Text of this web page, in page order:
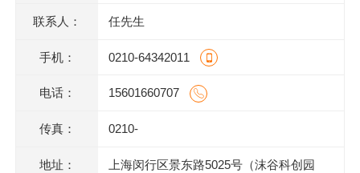
联系人： 任先生
手机： 0210-64342011
电话： 15601660707
传真： 0210-
地址： 上海闵行区景东路5025号（沫谷科创园